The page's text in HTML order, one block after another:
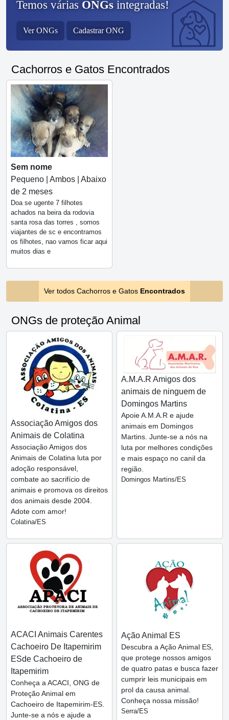
Temos várias ONGs integradas!
Ver ONGs Cadastrar ONG
Cachorros e Gatos Encontrados
Sem nome
Pequeno | Ambos | Abaixo
de 2 meses
Doa se ugente 7 filhotes
achados na beira da rodovia
santa rosa das torres , somos
viajantes de sc e encontramos
os filhotes, nao vamos ficar aqui
muitos dias e
Ver todos Cachorros e Gatos Encontrados
ONGs de proteção Animal
Associação Amigos dos
Animais de Colatina
Associação Amigos dos
Animais de Colatina luta por
adoção responsável,
combate ao sacrifício de
animais e promova os direitos
dos animais desde 2004.
Adote com amor!
Colatina/ES
A.M.A.R Amigos dos
animais de ninguem de
Domingos Martins
Apoie A.M.A.R e ajude
animais em Domingos
Martins. Junte-se a nós na
luta por melhores condições
e mais espaço no canil da
região.
Domingos Martins/ES
ACACI Animais Carentes
Cachoeiro De Itapemirim
ESde Cachoeiro de
Itapemirim
Conheça a ACACI, ONG de
Proteção Animal em
Cachoeiro de Itapemirim-ES.
Junte-se a nós e ajude a
Ação Animal ES
Descubra a Ação Animal ES,
que protege nossos amigos
de quatro patas e busca fazer
cumprir leis municipais em
prol da causa animal.
Conheça nossa missão!
Serra/ES